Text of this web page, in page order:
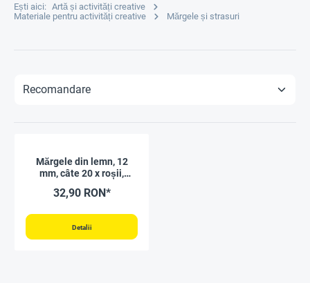
Ești aici: Artă și activități creative
Materiale pentru activități creative
Mărgele și strasuri
Mărgele din lemn, 12
mm, câte 20 x roșii,
32,90 RON*
Detalii